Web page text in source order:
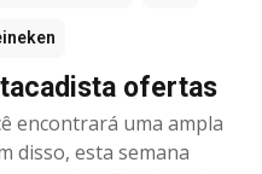
ofertas
encontrará uma ampla
disso, esta semana